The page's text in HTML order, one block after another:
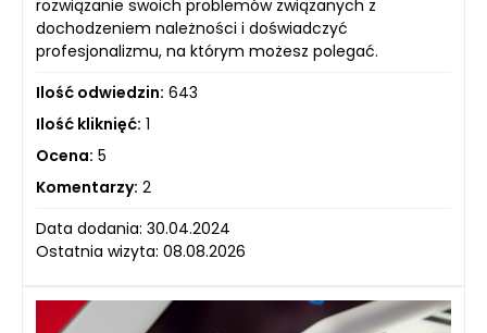
rozwiązanie swoich problemów związanych z
dochodzeniem należności i doświadczyć
profesjonalizmu, na którym możesz polegać.
Ilość odwiedzin: 643
Ilość kliknięć: 1
Ocena: 5
Komentarzy: 2
Data dodania: 30.04.2024
Ostatnia wizyta: 08.08.2026